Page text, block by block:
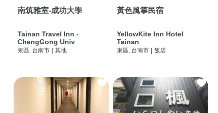
南筑雅室-成功大學
Tainan Travel Inn -
ChengGong Univ
東區, 台南市 | 其他
黃色風箏民宿
YellowKite Inn Hotel
Tainan
東區, 台南市 | 飯店